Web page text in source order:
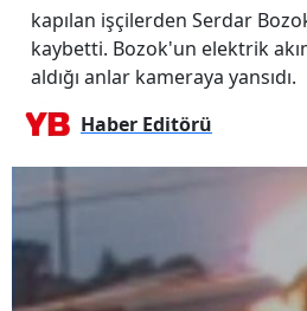
kapılan işçilerden Serdar
kaybetti. Bozok'un elektrik
aldığı anlar kameraya yansıdı.
Haber Editörü